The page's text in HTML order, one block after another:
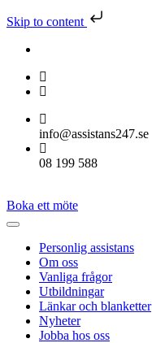
Skip to content
info@assistans247.se
08 199 588
Boka ett möte
Personlig assistans
Om oss
Vanliga frågor
Utbildningar
Länkar och blanketter
Nyheter
Jobba hos oss